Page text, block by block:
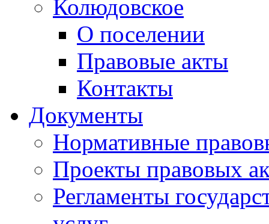
Колюдовское
О поселении
Правовые акты
Контакты
Документы
Нормативные
Проекты правовых
Регламенты